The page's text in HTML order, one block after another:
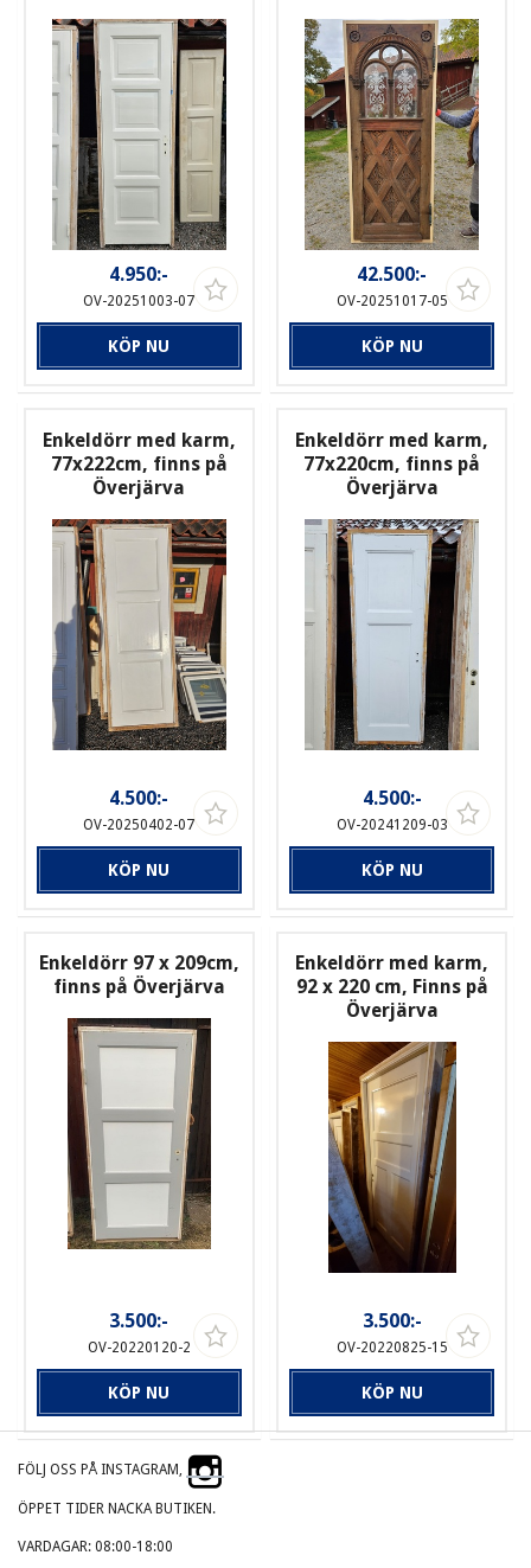
4.950:-
OV-20251003-07
KÖP NU
42.500:-
OV-20251017-05
KÖP NU
Enkeldörr med karm,
77x222cm, finns på
Överjärva
4.500:-
OV-20250402-07
KÖP NU
Enkeldörr med karm,
77x220cm, finns på
Överjärva
4.500:-
OV-20241209-03
KÖP NU
Enkeldörr 97 x 209cm,
finns på Överjärva
3.500:-
OV-20220120-2
KÖP NU
Enkeldörr med karm,
92 x 220 cm, Finns på
Överjärva
3.500:-
OV-20220825-15
KÖP NU
FÖLJ OSS PÅ INSTAGRAM,
ÖPPET TIDER NACKA BUTIKEN.
VARDAGAR: 08:00-18:00